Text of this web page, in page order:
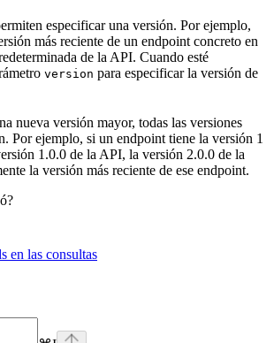
especificar una versión. Por ejemplo,
más reciente de un endpoint concreto en
de la API. Cuando esté
version para especificar la versión de
nueva versión mayor, todas las versiones
Por ejemplo, si un endpoint tiene la versión 1
1.0.0 de la API, la versión 2.0.0 de la
la versión más reciente de ese endpoint.
en las consultas